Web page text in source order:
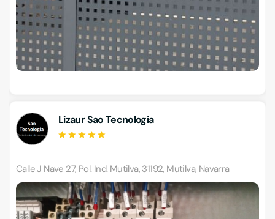
Lizaur Sao Tecnología
Calle J Nave 27, Pol. Ind. Mutilva, 31192, Mutilva, Navarra